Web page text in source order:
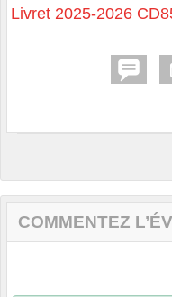
Livret 2025-2026
COMMENTEZ